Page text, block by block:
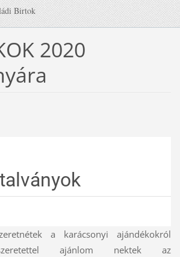
Birtok
2020
a karácsonyi ajándékokról
ajánlom nektek az